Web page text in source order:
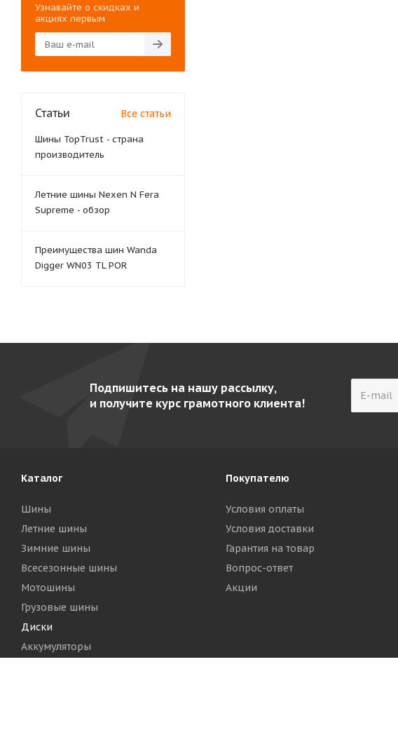
Узнавайте о скидках и
акциях первым
Статьи Все статьи
Шины TopTrust - страна
производитель
Летние шины Nexen N Fera
Supreme - обзор
Преимущества шин Wanda
Digger WN03 TL POR
Подпишитесь на нашу рассылку,
и получите курс грамотного клиента!
Каталог
Шины
Летние шины
Зимние шины
Всесезонные шины
Мотошины
Грузовые шины
Диски
Аккумуляторы
Покупателю
Условия оплаты
Условия доставки
Гарантия на товар
Вопрос-ответ
Акции